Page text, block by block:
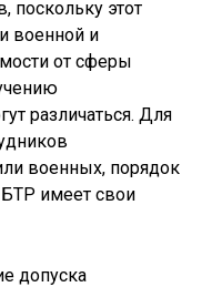
поскольку этот
военной и
от сферы
различаться. Для
военных, порядок
БТР имеет свои
допуска